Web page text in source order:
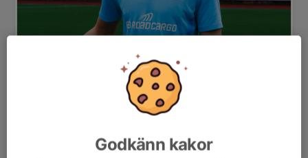
Godkänn kakor